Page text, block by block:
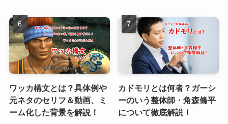
ワッカ構文とは？具体例や
元ネタのセリフ＆動画、ミ
ーム化した背景を解説！
カドモリとは何者？ガーシ
ーのいう整体師・角森脩平
について徹底解説！